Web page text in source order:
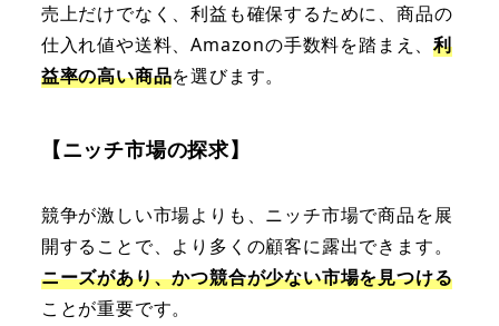
売上だけでなく、利益も確保するために、商品の
仕入れ値や送料、Amazonの手数料を踏まえ、利
益率の高い商品を選びます。
【ニッチ市場の探求】
競争が激しい市場よりも、ニッチ市場で商品を展
開することで、より多くの顧客に露出できます。
ニーズがあり、かつ競合が少ない市場を見つける
ことが重要です。